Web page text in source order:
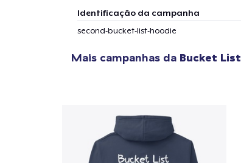
Identificação da campanha
second-bucket-list-hoodie
Mais campanhas da Bucket List